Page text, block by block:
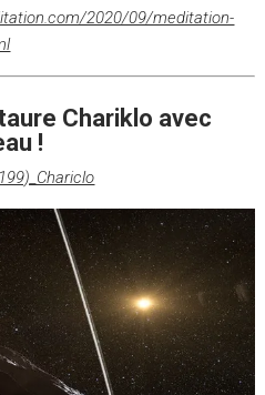
2020/09/meditation-
Chariklo avec
!